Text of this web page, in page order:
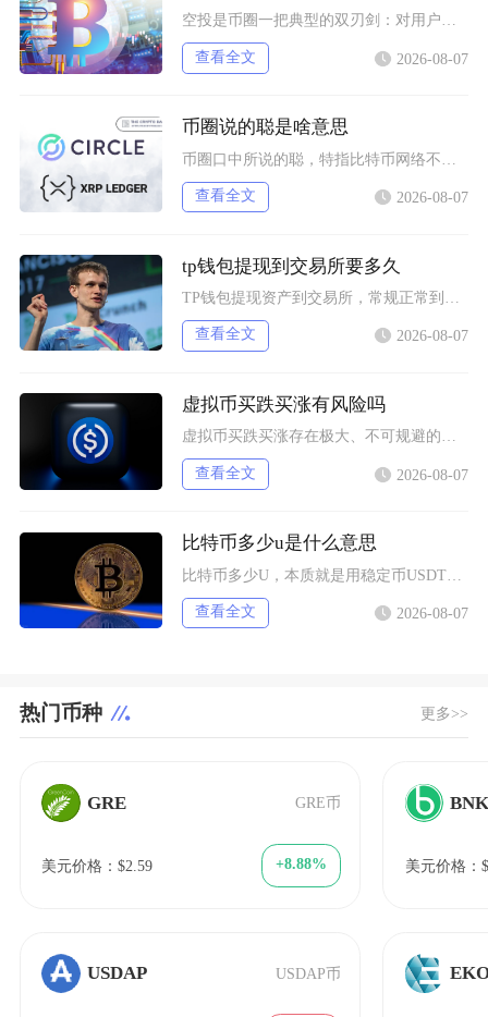
空投是币圈一把典型的双刃剑：对用户而言是零成本获取代币、分享早期红利的机会，对项目方而言是
查看全文 2026-08-07
币圈说的聪是啥意思
查看全文 2026-08-07
tp钱包提现到交易所要多久
查看全文 2026-08-07
虚拟币买跌买涨有风险吗
虚拟币买跌买涨存在极大、不可规避的多重风险，不仅交易机制自带巨额亏损隐患，在国内参与还属于
查看全文 2026-08-07
比特币多少u是什么意思
查看全文 2026-08-07
热门币种 更多>>
GRE GRE币
美元价格：$2.59 +8.88%
USDAP USDAP币
美元价格：